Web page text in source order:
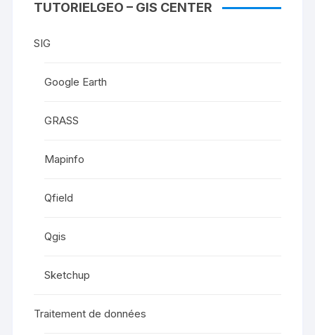
TUTORIELGEO – GIS CENTER
SIG
Google Earth
GRASS
Mapinfo
Qfield
Qgis
Sketchup
Traitement de données